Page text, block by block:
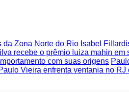
da Zona Norte do Rio Isabel
recebe o prêmio luiza mahin em
com suas origens
Vieira enfrenta ventania no